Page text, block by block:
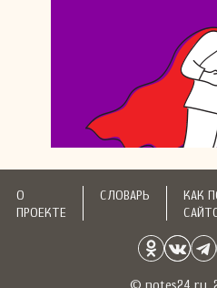
О
ПРОЕКТЕ
СЛОВАРЬ
КАК